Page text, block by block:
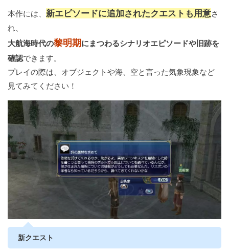
本作には、 新エピソードに追加されたクエストも用意さ
れ、
大航海時代の黎明期にまつわるシナリオエピソードや旧跡を
確認できます。
プレイの際は、オブジェクトや海、空と言った気象現象など
見てみてください！
新クエスト